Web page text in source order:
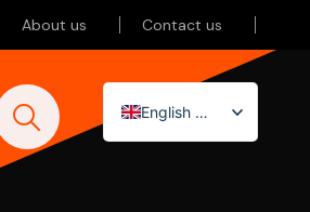
About us Contact us
English (UK)
Nederlands